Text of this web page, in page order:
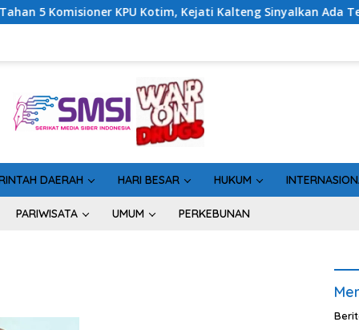
KPU Kotim, Kejati Kalteng Sinyalkan Ada Tersangka
DAERAH HARI BESAR HUKUM
PARIWISATA UMUM PERKEBUNAN